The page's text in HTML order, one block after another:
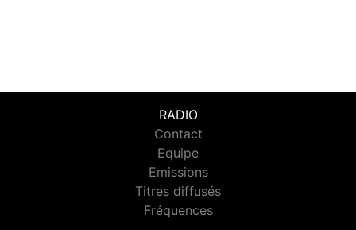
RADIO
Contact
Equipe
Emissions
Titres diffusés
Fréquences